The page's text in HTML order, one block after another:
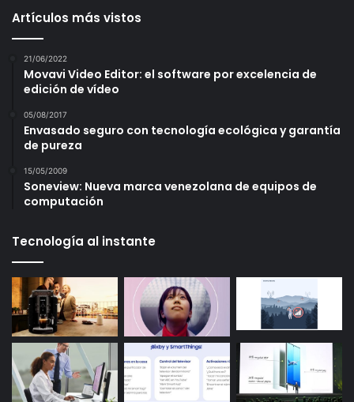
Artículos más vistos
21/06/2022
Movavi Video Editor: el software por excelencia de
edición de vídeo
05/08/2017
Envasado seguro con tecnología ecológica y garantía
de pureza
15/05/2009
Soneview: Nueva marca venezolana de equipos de
computación
Tecnología al instante